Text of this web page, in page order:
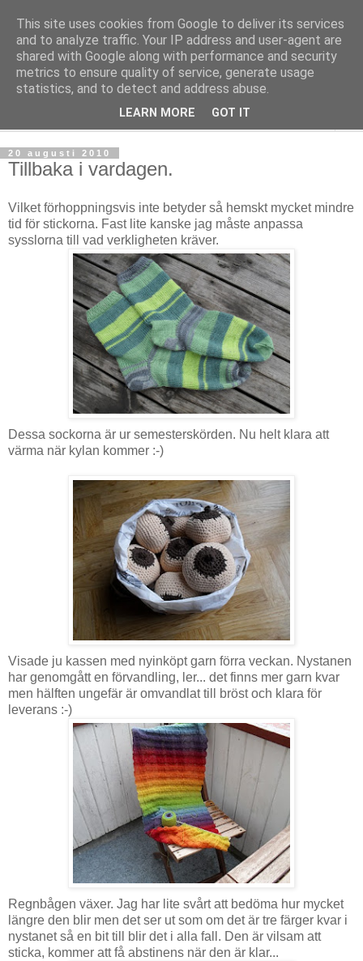
mönsterlöst
virkning och stickning maskor och varv, mönsterlöst
20 augusti 2010
Tillbaka i vardagen.
Vilket förhoppningsvis inte betyder så hemskt mycket mindre
tid för stickorna. Fast lite kanske jag måste anpassa
sysslorna till vad verkligheten kräver.
Dessa sockorna är ur semesterskörden. Nu helt klara att
värma när kylan kommer :-)
Visade ju kassen med nyinköpt garn förra veckan. Nystanen
har genomgått en förvandling, ler... det finns mer garn kvar
men hälften ungefär är omvandlat till bröst och klara för
leverans :-)
Regnbågen växer. Jag har lite svårt att bedöma hur mycket
längre den blir men det ser ut som om det är tre färger kvar i
nystanet så en bit till blir det i alla fall. Den är vilsam att
sticka, kommer att få abstinens när den är klar...
This site uses cookies from Google to deliver its services
and to analyze traffic. Your IP address and user-agent are
shared with Google along with performance and security
metrics to ensure quality of service, generate usage
statistics, and to detect and address abuse.
LEARN MORE GOT IT